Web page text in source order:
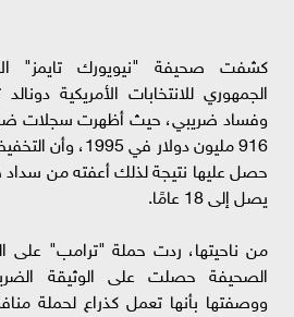
كشفت صحيفة "نيويورك تايمز"
الجمهوري للانتخابات الأمريكية
وفساد ضريبي، حيث أظهرت سجلات
916 مليون دولار في
حصل عليها نتيجة لذلك أعفته من سداد
يصل إلى 18 عامًا.
من ناحيتها، ردت حملة "ترامب" على
الصحيفة حصلت على الوثيقة
ووصفتها بأنها تعمل كذراع لحملة